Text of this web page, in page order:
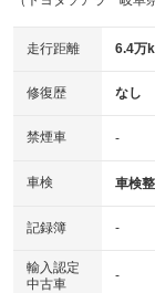
機関 主要
修復歴 詳細
※グー鑑定は保証サ
※実際にお渡しする
※グー鑑定の評価は
す。車両情報等の
走行距離 6.4万
修復歴 なし
禁煙車 -
車検 車検
記録簿 -
輸入認定
中古車
-